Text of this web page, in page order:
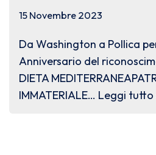
15 Novembre 2023
Da Washington a Pollica
Anniversario del
DIETA
IMMATERIALE… Leggi tutto